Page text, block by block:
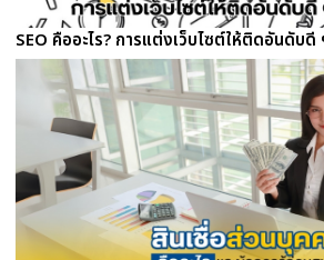
SEO คืออะไร? การแต่งเว็บไซต์ให้ติดอันดับ